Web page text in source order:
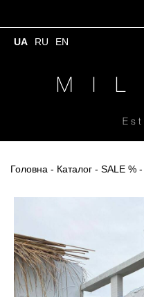
UA RU EN
M I L
Головна - Каталог - SALE % -